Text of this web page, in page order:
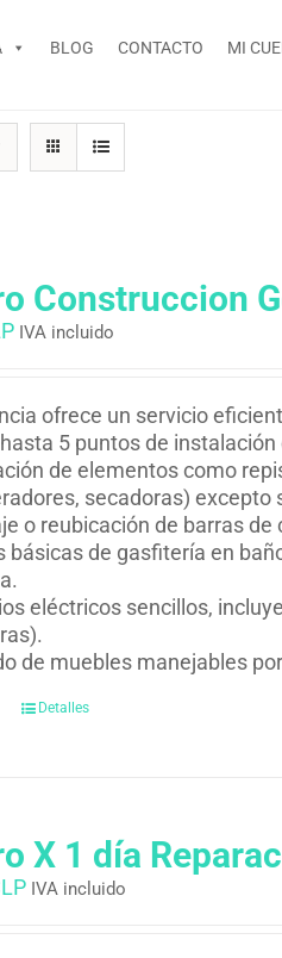
BLOG CONTACTO MI
Construccion
IVA incluido
ofrece un servicio
5 puntos de
de elementos como
secadoras) excepto
o reubicación de barras de
básicas de gasfitería en
eléctricos sencillos,
de muebles manejables
Detalles
X 1 día
IVA incluido